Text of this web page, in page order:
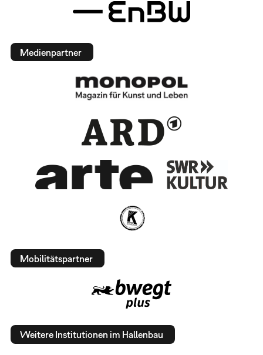
Medienpartner
Mobilitätspartner
Weitere Institutionen im Hallenbau